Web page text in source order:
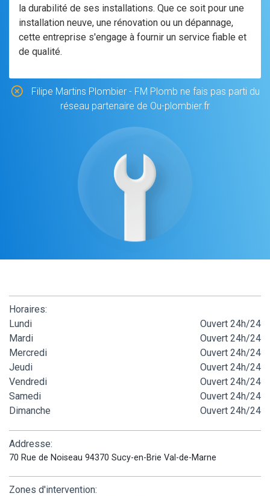
la durabilité de ses installations. Que ce soit pour une
installation neuve, une rénovation ou un dépannage,
cette entreprise s'engage à fournir un service fiable et
de qualité.
Filipe Martins Plombier - FM Plomb ne fais pas parti du
réseau partenaire de Ou-plombier.fr
Horaires:
Lundi
Ouvert 24h/24
Mardi
Ouvert 24h/24
Mercredi
Ouvert 24h/24
Jeudi
Ouvert 24h/24
Vendredi
Ouvert 24h/24
Samedi
Ouvert 24h/24
Dimanche
Ouvert 24h/24
Addresse:
70 Rue de Noiseau 94370 Sucy-en-Brie Val-de-Marne
Zones d'intervention: